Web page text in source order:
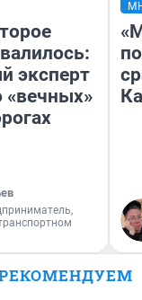
эксперт
«вечных»